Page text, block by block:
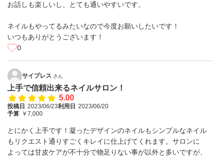
お話しも楽しいし、とても通いやすいです。
ネイルもやってるみたいなので今度お願いしたいです！
いつもありがとうございます！
0
サイプレス さん
上手で信頼出来るネイルサロン！
5.00
投稿日 2023/06/23利用日 2023/06/20
予算 ￥7,000
とにかく上手です！凝ったデザインのネイルもシンプルなネイル
もリクエスト通りすごくキレイに仕上げてくれます。サロンに
よっては甘皮ケアが不十分で物足りない事が以外と多いですが、